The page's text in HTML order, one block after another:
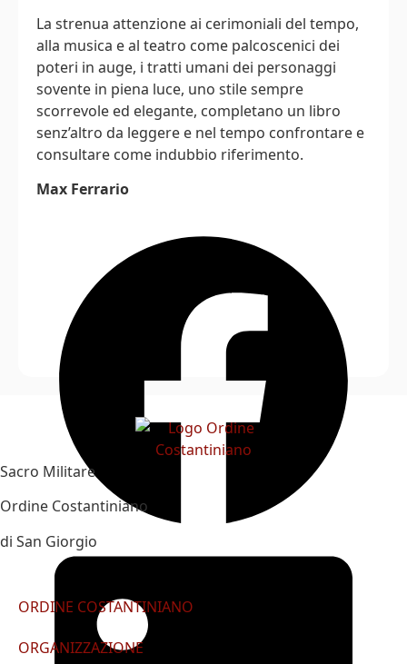
La strenua attenzione ai cerimoniali del tempo,
alla musica e al teatro come palcoscenici dei
poteri in auge, i tratti umani dei personaggi
sovente in piena luce, uno stile sempre
scorrevole ed elegante, completano un libro
senz’altro da leggere e nel tempo confrontare e
consultare come indubbio riferimento.
Max Ferrario
Sacro Militare
Ordine Costantiniano
di San Giorgio
ORDINE COSTANTINIANO
ORGANIZZAZIONE